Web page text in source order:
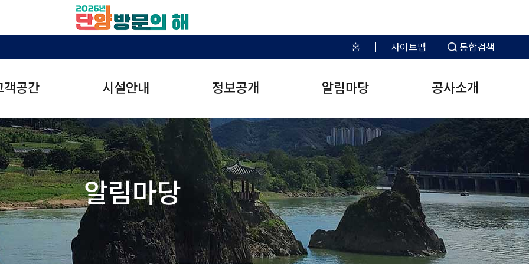
홈 사이트맵 통합검색
객공간
공사에 바란다 칭찬합시다 자주묻는질문 클린신고센터
클린신고센터란
청탁금지법 위반행위
신고
부패·채용비리 신고
성희롱·성폭력 피해신고
갑질피해신고·지원센터
시설안내
관광시설
온달관광지
주차시설
도담삼봉유원지
고수동굴주차장
캠핑시설
천동관광지
다리안관광지
소선암오토캠핑장
대강오토캠핑장
휴
소선암
소백산
만천하스카이워크 행복나드리버스 VR투어
정보공개
사전정보공표 예산현황 수의계
사업계획 경영실적보고서 정보공개
제출안내
정보공개청구
바로가기
비공개대상정
알림마당
공지사항 주요행사안내
채용공고 자료실
정관·규정·내규
조례 및 규칙
공사소개
CEO 인사말
인증 및 수상
직원 업무분장